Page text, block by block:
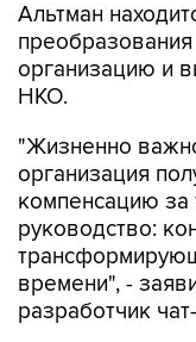
Альтман
организацию и
НКО.
"Жизненно
организация
компенсацию за
руководство:
времени", -
разработчик